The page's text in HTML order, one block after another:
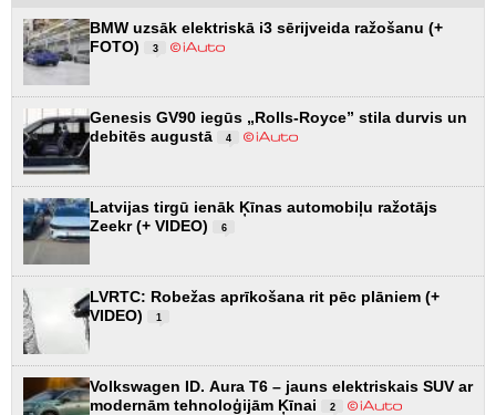
BMW uzsāk elektriskā i3 sērijveida ražošanu (+
FOTO)
3
Genesis GV90 iegūs „Rolls-Royce” stila durvis un
debitēs augustā
4
Latvijas tirgū ienāk Ķīnas automobiļu ražotājs
Zeekr (+ VIDEO)
6
LVRTC: Robežas aprīkošana rit pēc plāniem (+
VIDEO)
1
Volkswagen ID. Aura T6 – jauns elektriskais SUV ar
modernām tehnoloģijām Ķīnai
2